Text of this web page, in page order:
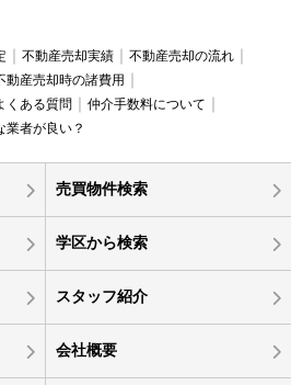
不動産売却実績
不動産売却の流れ
動産売却時の諸費用
くある質問
仲介手数料について
業者が良い？
売買物件検索
学区から検索
スタッフ紹介
会社概要